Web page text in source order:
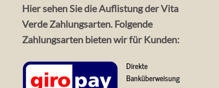
Hier sehen Sie die Auflistung der Vita
Verde Zahlungsarten. Folgende
Zahlungsarten bieten wir für Kunden:
Direkte
Banküberweisung